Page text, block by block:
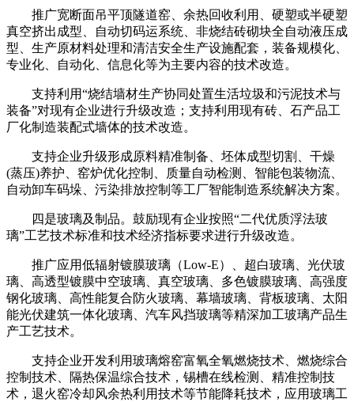
推广宽断面吊平顶隧道窑、余热回收利用、硬塑或半硬塑
真空挤出成型、自动切码运系统、非烧结砖砌块全自动液压成
型、生产原材料处理和清洁安全生产设施配套，装备规模化、
专业化、自动化、信息化等为主要内容的技术改造。
支持利用“烧结墙材生产协同处置生活垃圾和污泥技术与
装备”对现有企业进行升级改造；支持利用现有砖、石产品工
厂化制造装配式墙体的技术改造。
支持企业升级形成原料精准制备、坯体成型切割、干燥
(蒸压)养护、窑炉优化控制、质量自动检测、智能包装物流、
自动卸车码垛、污染排放控制等工厂智能制造系统解决方案。
四是玻璃及制品。鼓励现有企业按照“二代优质浮法玻
璃”工艺技术标准和技术经济指标要求进行升级改造。
推广应用低辐射镀膜玻璃（Low-E）、超白玻璃、光伏玻
璃、高透型镀膜中空玻璃、真空玻璃、多色镀膜玻璃、高强度
钢化玻璃、高性能复合防火玻璃、幕墙玻璃、背板玻璃、太阳
能光伏建筑一体化玻璃、汽车风挡玻璃等精深加工玻璃产品生
产工艺技术。
支持企业开发利用玻璃熔窑富氧全氧燃烧技术、燃烧综合
控制技术、隔热保温综合技术，锡槽在线检测、精准控制技
术，退火窑冷却风余热利用技术等节能降耗技术，应用玻璃工